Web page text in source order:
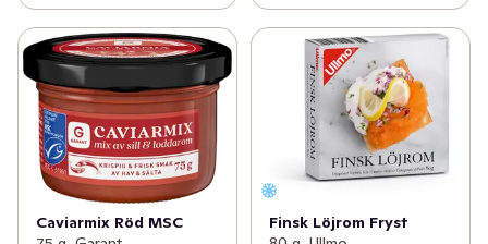
Caviarmix Röd MSC
Finsk Löjrom Fryst